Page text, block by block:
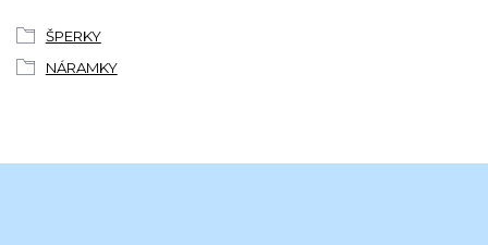
ŠPERKY
NÁRAMKY